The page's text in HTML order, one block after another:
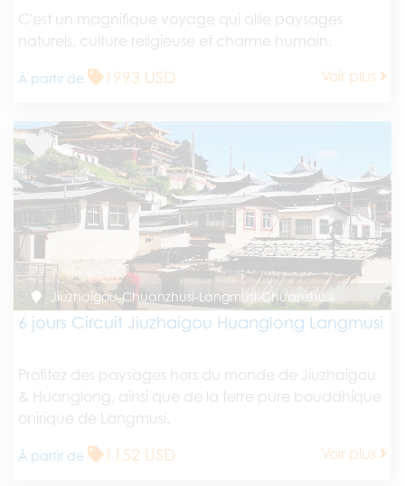
C'est un magnifique voyage qui allie paysages
naturels, culture religieuse et charme humain.
À partir de 1993 USD Voir plus
Jiuzhaigou-Chuanzhusi-Langmusi-Chuanzhusi
6 jours Circuit Jiuzhaigou Huanglong Langmusi
Profitez des paysages hors du monde de Jiuzhaigou
& Huanglong, ainsi que de la terre pure bouddhique
onirique de Langmusi.
À partir de 1152 USD Voir plus